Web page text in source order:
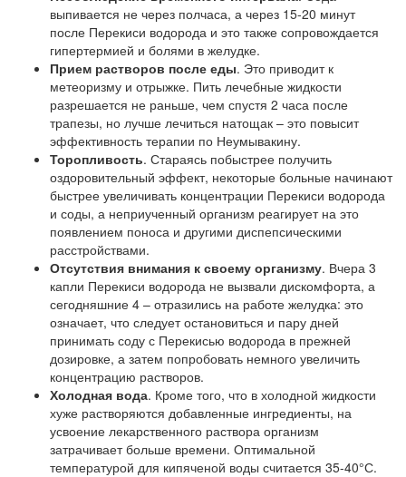
выпивается не через полчаса, а через 15-20 минут
после Перекиси водорода и это также сопровождается
гипертермией и болями в желудке.
Прием растворов после еды. Это приводит к
метеоризму и отрыжке. Пить лечебные жидкости
разрешается не раньше, чем спустя 2 часа после
трапезы, но лучше лечиться натощак – это повысит
эффективность терапии по Неумывакину.
Торопливость. Стараясь побыстрее получить
оздоровительный эффект, некоторые больные начинают
быстрее увеличивать концентрации Перекиси водорода
и соды, а неприученный организм реагирует на это
появлением поноса и другими диспепсическими
расстройствами.
Отсутствия внимания к своему организму. Вчера 3
капли Перекиси водорода не вызвали дискомфорта, а
сегодняшние 4 – отразились на работе желудка: это
означает, что следует остановиться и пару дней
принимать соду с Перекисью водорода в прежней
дозировке, а затем попробовать немного увеличить
концентрацию растворов.
Холодная вода. Кроме того, что в холодной жидкости
хуже растворяются добавленные ингредиенты, на
усвоение лекарственного раствора организм
затрачивает больше времени. Оптимальной
температурой для кипяченой воды считается 35-40°С.